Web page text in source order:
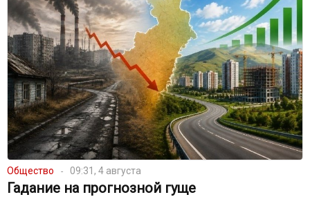
Общество 09:31, 4 августа
Гадание на прогнозной гуще